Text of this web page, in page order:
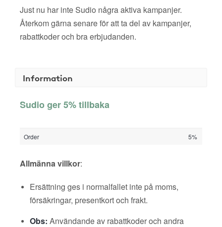
Just nu har inte Sudio några aktiva kampanjer.
Återkom gärna senare för att ta del av kampanjer,
rabattkoder och bra erbjudanden.
Information
Sudio ger 5% tillbaka
Order 5%
Allmänna villkor:
Ersättning ges i normalfallet inte på moms,
försäkringar, presentkort och frakt.
Obs: Användande av rabattkoder och andra